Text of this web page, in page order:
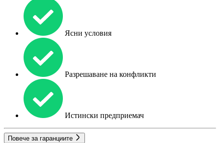
Ясни условия
Разрешаване на конфликти
Истински предприемач
Повече за гаранциите